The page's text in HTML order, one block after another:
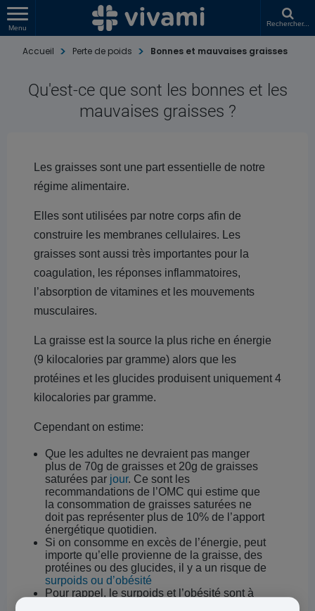
Menu
Rechercher...
Accueil Perte de poids Bonnes et mauvaises graisses
Qu'est-ce que sont les bonnes et les
mauvaises graisses ?
Les graisses sont une part essentielle de notre
régime alimentaire.
Elles sont utilisées par notre corps afin de
construire les membranes cellulaires. Les
graisses sont aussi très importantes pour la
coagulation, les réponses inflammatoires,
l’absorption de vitamines et les mouvements
musculaires.
La graisse est la source la plus riche en énergie
(9 kilocalories par gramme) alors que les
protéines et les glucides produisent uniquement 4
kilocalories par gramme.
Cependant on estime:
Que les adultes ne devraient pas manger
plus de 70g de graisses et 20g de graisses
saturées par jour. Ce sont les
recommandations de l’OMC qui estime que
la consommation de graisses saturées ne
doit pas représenter plus de 10% de l’apport
énergétique quotidien.
Si on consomme en excès de l’énergie, peut
importe qu’elle provienne de la graisse, des
protéines ou des glucides, il y a un risque de
surpoids ou d’obésité
Pour rappel, le surpoids et l’obésité sont à